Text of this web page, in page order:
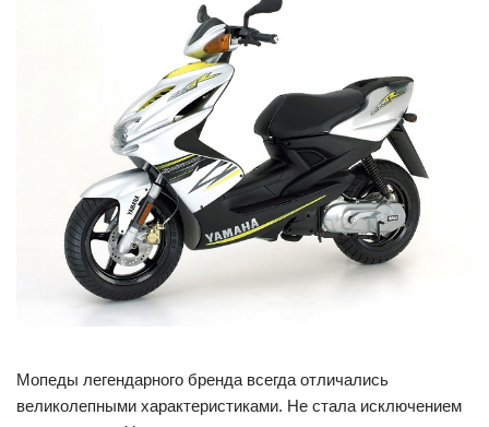
Мопеды легендарного бренда всегда отличались
великолепными характеристиками. Не стала исключением